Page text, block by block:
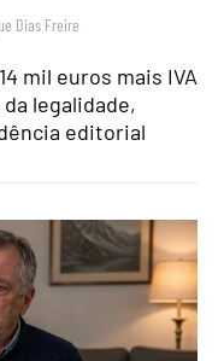
Dias Freire
mil euros mais IVA
legalidade,
editorial